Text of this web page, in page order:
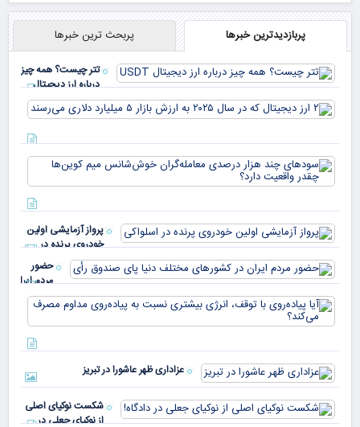
پربازدیدترین خبرها پربحث ترین خبرها
تتر چیست؟ همه چیز
درباره ارز دیجیتال
USDT
پرواز آزمایشی اولین
خودروی پرنده در
اسلواکی
حضور
مردم ایران
در
کشورهای
مختلف
دنیا پای
صندوق
عزاداری ظهر عاشورا در تبریز
شکست نوکیای اصلی
از نوکیای جعلی در